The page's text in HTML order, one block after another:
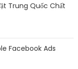
Trung Quốc Chất
Facebook Ads